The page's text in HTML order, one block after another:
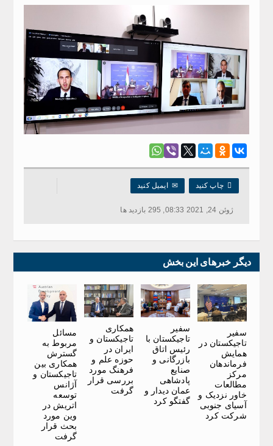
 چاپ کنید ✉ایمیل کنید
ژوئن 24, 2021 08:33, 295 بازدید ها
دیگر خبرهای این بخش
سفیر
تاجیکستان در
همایش
فرماندهان
مرکز
مطالعات
خاور نزدیک و
آسیای جنوبی
شرکت کرد
سفیر
تاجیکستان با
رئیس اتاق
بازرگانی و
صنایع
پادشاهی
عمان دیدار و
گفتگو کرد
همکاری
تاجیکستان و
ایران در
حوزه علم و
فرهنگ مورد
بررسی قرار
گرفت
مسائل
مربوط به
گسترش
همکاری بین
تاجیکستان و
آژانس
توسعه
اتریش در
وین مورد
بحث قرار
گرفت